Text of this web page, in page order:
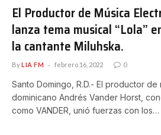
El Productor de Música
lanza tema musical “Lola”
la cantante Miluhska.
ByLIA FM febrero 16, 2022 0
Santo Domingo, R.D.- El productor
dominicano Andrés Vander Horst,
como VANDER, unió fuerzas con los…